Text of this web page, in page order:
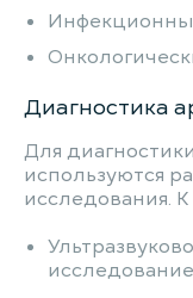
Диагностика
Для
используются
исследования.